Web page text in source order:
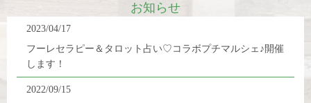
お知らせ
2023/04/17
フーレセラピー＆タロット占い♡コラボプチマルシェ♪開催
します！
2022/09/15